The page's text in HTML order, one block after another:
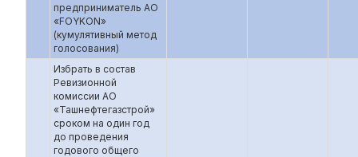
предприниматель АО
«FOYKON»
(кумулятивный метод
голосования)
Избрать в состав
Ревизионной
комиссии АО
«Ташнефтегазстрой»
сроком на один год
до проведения
годового общего